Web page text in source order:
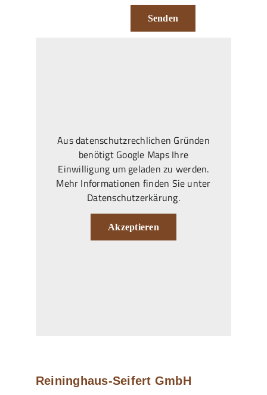
Aus datenschutzrechlichen Gründen
benötigt Google Maps Ihre
Einwilligung um geladen zu werden.
Mehr Informationen finden Sie unter
Datenschutzerkärung.
Akzeptieren
Senden
Reininghaus-Seifert GmbH